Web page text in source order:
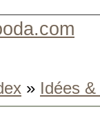
» Idées